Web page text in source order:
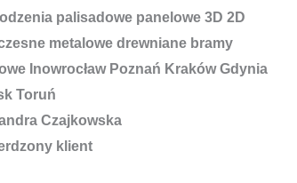
Czajkowska
klient